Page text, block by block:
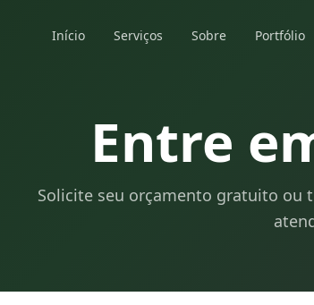
Início Serviços Sobre Portfólio
Entre
Solicite seu orçamento gratuito ou